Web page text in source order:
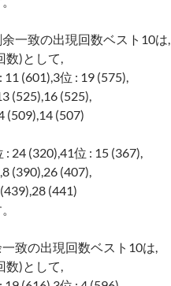
一致の出現回数ベスト10は,
数)として,
11 (601),3位 : 19 (575),
(525),16 (525),
(509),14 (507)
: 24 (320),41位 : 15 (367),
(390),26 (407),
(441)
致の出現回数ベスト10は,
数)として,